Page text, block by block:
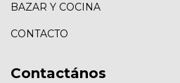
BAZAR Y COCINA
CONTACTO
Contactános